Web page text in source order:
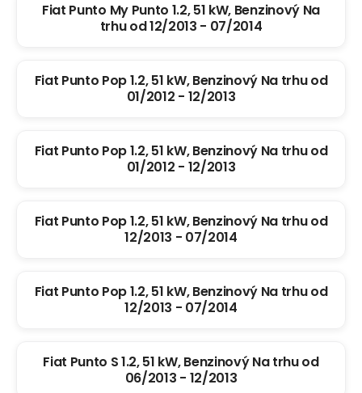
Fiat Punto My Punto 1.2, 51 kW, Benzinový Na
trhu od 12/2013 - 07/2014
Fiat Punto Pop 1.2, 51 kW, Benzinový Na trhu od
01/2012 - 12/2013
Fiat Punto Pop 1.2, 51 kW, Benzinový Na trhu od
01/2012 - 12/2013
Fiat Punto Pop 1.2, 51 kW, Benzinový Na trhu od
12/2013 - 07/2014
Fiat Punto Pop 1.2, 51 kW, Benzinový Na trhu od
12/2013 - 07/2014
Fiat Punto S 1.2, 51 kW, Benzinový Na trhu od
06/2013 - 12/2013